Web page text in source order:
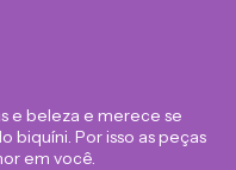
e beleza e merece se
biquíni. Por isso as peças
em você.